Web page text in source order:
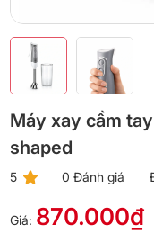
Máy xay cầm
shaped
5 0 Đánh giá
Giá: 870.000₫